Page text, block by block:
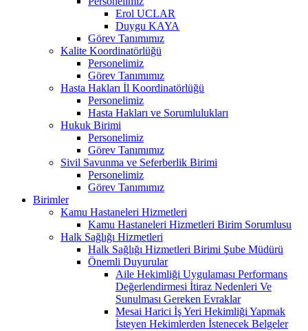
Erol UCLAR
Duygu KAYA
Görev Tanımımız
Kalite Koordinatörlüğü
Personelimiz
Görev Tanımımız
Hasta Hakları İl Koordinatörlüğü
Personelimiz
Hasta Hakları ve Sorumlulukları
Hukuk Birimi
Personelimiz
Görev Tanımımız
Sivil Savunma ve Seferberlik Birimi
Personelimiz
Görev Tanımımız
Birimler
Kamu Hastaneleri Hizmetleri
Kamu Hastaneleri Hizmetleri Birim Sorumlusu
Halk Sağlığı Hizmetleri
Halk Sağlığı Hizmetleri Birimi Şube Müdürü
Önemli Duyurular
Aile Hekimliği Uygulaması Performans
Değerlendirmesi İtiraz Nedenleri Ve
Sunulması Gereken Evraklar
Mesai Harici İş Yeri Hekimliği Yapmak
İsteyen Hekimlerden İstenecek Belgeler